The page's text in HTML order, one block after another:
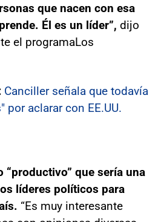
que nacen con esa
Él es un líder”, dijo
el programaLos
Canciller señala que todavía
por aclarar con EE.UU.
“productivo” que sería una
líderes políticos para
“Es muy interesante